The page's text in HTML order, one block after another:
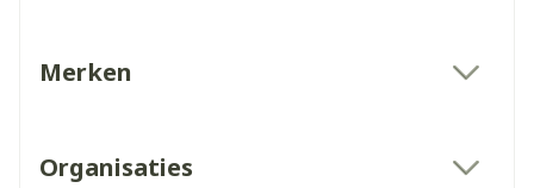
Merken
Organisaties